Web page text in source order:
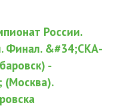
России.
Финал. &#34;СКА-
-